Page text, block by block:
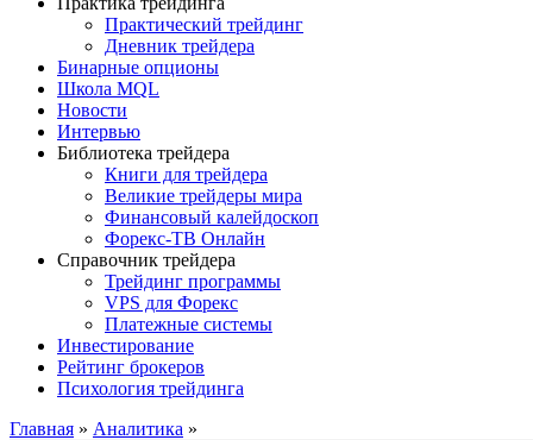
Практический трейдинг
Дневник трейдера
Бинарные опционы
Школа MQL
Новости
Интервью
Библиотека трейдера
Книги для трейдера
Великие трейдеры мира
Финансовый калейдоскоп
Форекс-ТВ Онлайн
Справочник трейдера
Трейдинг программы
VPS для Форекс
Платежные системы
Инвестирование
Рейтинг брокеров
Психология трейдинга
Главная » Аналитика »